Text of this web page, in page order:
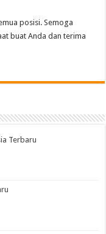
posisi. Semoga
buat Anda dan terima
Terbaru